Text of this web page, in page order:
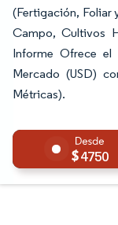
(Fertigación, Foliar
Campo, Cultivos
Informe Ofrece el
Mercado (USD)
Métricas).
4750